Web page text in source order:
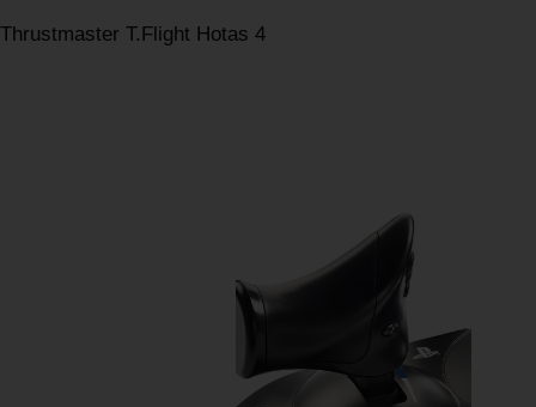
Thrustmaster T.Flight Hotas 4